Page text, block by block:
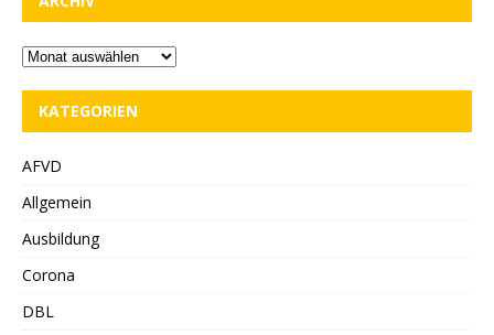
KATEGORIEN
AFVD
Allgemein
Ausbildung
Corona
DBL